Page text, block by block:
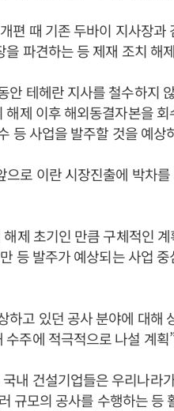
편 때 기존 두바이 지사장
을 파견하는 등 제재 조치 해
안 테헤란 지사를 철수하지
해제 이후 해외동결자본을
등 사업을 발주할 것을 예상
으로 이란 시장진출에 박차
제 초기인 만큼 구체적인
등 발주가 예상되는 사업
하고 있던 공사 분야에 대해
수주에 적극적으로 나설 계
내 건설기업들은 우리나라
규모의 공사를 수행하는 등